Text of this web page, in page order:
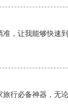
，让我能够快速到
行必备神器，无